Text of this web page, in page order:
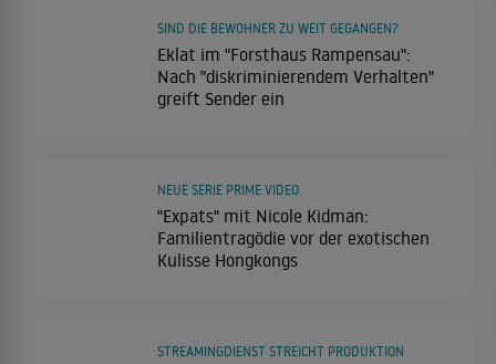
Eklat im "Forsthaus Rampensau":
Nach "diskriminierendem Verhalten"
greift Sender ein
SIND DIE BEWOHNER ZU WEIT GEGANGEN?
"Expats" mit Nicole Kidman:
Familientragödie vor der exotischen
Kulisse Hongkongs
NEUE SERIE PRIME VIDEO
STREAMINGDIENST STREICHT PRODUKTION